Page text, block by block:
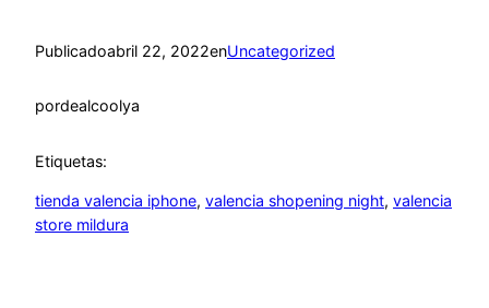
Publicadoabril 22, 2022enUncategorized
pordealcoolya
Etiquetas:
tienda valencia iphone, valencia shopening night, valencia
store mildura